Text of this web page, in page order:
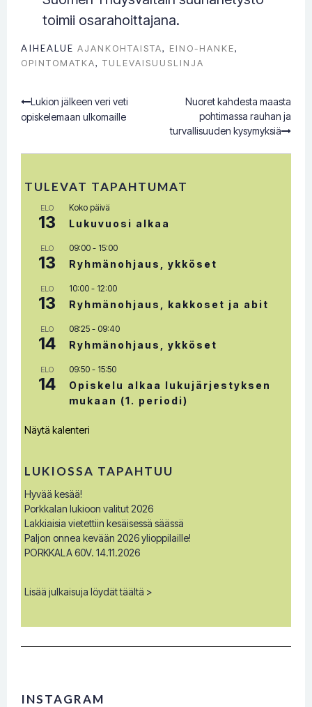
toimii osarahoittajana.
AIHEALUE AJANKOHTAISTA, EINO-HANKE,
OPINTOMATKA, TULEVAISUUSLINJA
Post
navigation
Nuoret kahdesta maasta
pohtimassa rauhan ja
turvallisuuden kysymyksiä
Lukion jälkeen veri veti
opiskelemaan ulkomaille
TULEVAT TAPAHTUMAT
ELO
13
Koko päivä
Lukuvuosi alkaa
ELO
13
09:00 - 15:00
Ryhmänohjaus, ykköset
ELO
13
10:00 - 12:00
Ryhmänohjaus, kakkoset ja abit
ELO
14
08:25 - 09:40
Ryhmänohjaus, ykköset
ELO
14
09:50 - 15:50
Opiskelu alkaa lukujärjestyksen
mukaan (1. periodi)
Näytä kalenteri
LUKIOSSA TAPAHTUU
Hyvää kesää!
Porkkalan lukioon valitut 2026
Lakkiaisia vietettiin kesäisessä säässä
Paljon onnea kevään 2026 ylioppilaille!
PORKKALA 60V. 14.11.2026
Lisää julkaisuja löydät täältä >
INSTAGRAM